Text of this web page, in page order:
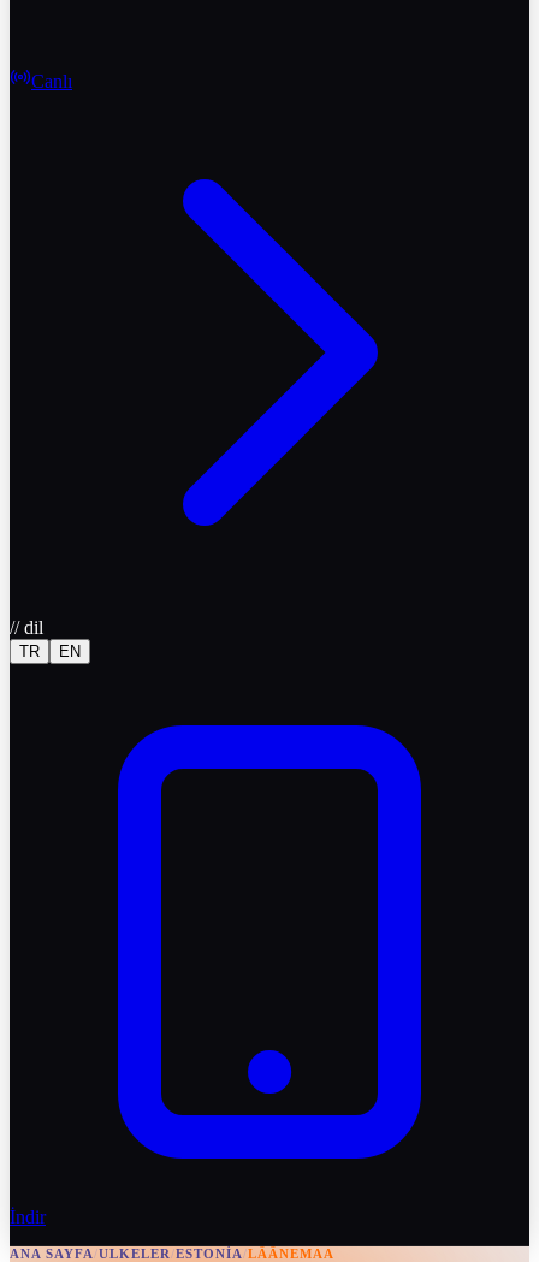
Canlı
//dil
TR EN
İndir
ANA SAYFA/ULKELER/ESTONIA/LÄÄNEMAA